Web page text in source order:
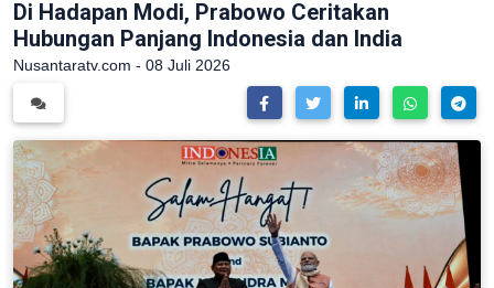
Di Hadapan Modi, Prabowo Ceritakan
Hubungan Panjang Indonesia dan India
Nusantaratv.com - 08 Juli 2026